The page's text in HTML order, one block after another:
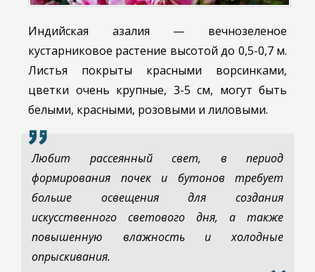
Индийская азалия — вечнозеленое
кустарниковое растение высотой до 0,5-0,7 м.
Листья покрыты красными ворсинками,
цветки очень крупные, 3-5 см, могут быть
белыми, красными, розовыми и лиловыми.
Любит рассеянный свет, в период
формирования почек и бутонов требует
больше освещения для создания
искусственного светового дня, а также
повышенную влажность и холодные
опрыскивания.